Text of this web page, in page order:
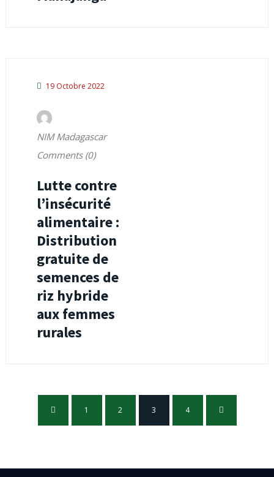
19 Octobre 2022
NIM Madagascar
Comments (0)
Lutte contre
l’insécurité
alimentaire :
Distribution
gratuite de
semences de
riz hybride
aux femmes
rurales
1 2 3 4